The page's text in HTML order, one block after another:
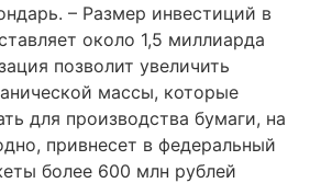
– Размер инвестиций в
около 1,5 миллиарда
позволит увеличить
массы, которые
для производства бумаги, на
привнесет в федеральный
более 600 млн рублей